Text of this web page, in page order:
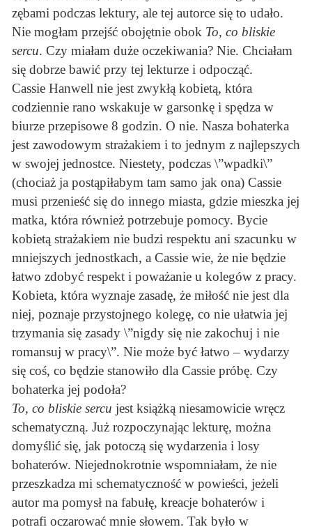
zębami podczas lektury, ale tej autorce się to udało.
Nie mogłam przejść obojętnie obok To, co bliskie
sercu. Czy miałam duże oczekiwania? Nie. Chciałam
się dobrze bawić przy tej lekturze i odpocząć.
Cassie Hanwell nie jest zwykłą kobietą, która
codziennie rano wskakuje w garsonkę i spędza w
biurze przepisowe 8 godzin. O nie. Nasza bohaterka
jest zawodowym strażakiem i to jednym z najlepszych
w swojej jednostce. Niestety, podczas \”wpadki\”
(chociaż ja postąpiłabym tam samo jak ona) Cassie
musi przenieść się do innego miasta, gdzie mieszka jej
matka, która również potrzebuje pomocy. Bycie
kobietą strażakiem nie budzi respektu ani szacunku w
mniejszych jednostkach, a Cassie wie, że nie będzie
łatwo zdobyć respekt i poważanie u kolegów z pracy.
Kobieta, która wyznaje zasadę, że miłość nie jest dla
niej, poznaje przystojnego kolegę, co nie ułatwia jej
trzymania się zasady \”nigdy się nie zakochuj i nie
romansuj w pracy\”. Nie może być łatwo – wydarzy
się coś, co będzie stanowiło dla Cassie próbę. Czy
bohaterka jej podoła?
To, co bliskie sercu jest książką niesamowicie wręcz
schematyczną. Już rozpoczynając lekturę, można
domyślić się, jak potoczą się wydarzenia i losy
bohaterów. Niejednokrotnie wspomniałam, że nie
przeszkadza mi schematyczność w powieści, jeżeli
autor ma pomysł na fabułę, kreacje bohaterów i
potrafi oczarować mnie słowem. Tak było w